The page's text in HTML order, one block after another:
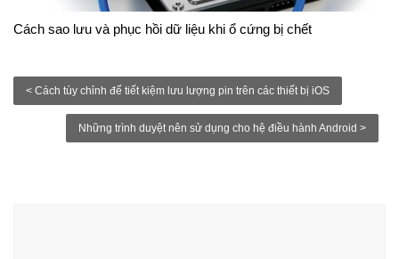
Cách sao lưu và phục hồi dữ liệu khi ổ cứng bị chết
< Cách tùy chỉnh để tiết kiệm lưu lượng pin trên các thiết bị iOS
Những trình duyệt nên sử dụng cho hệ điều hành Android >